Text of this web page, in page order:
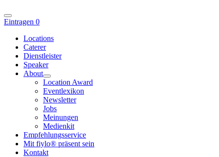
Eintragen 0
Locations
Caterer
Dienstleister
Speaker
About
Location Award
Eventlexikon
Newsletter
Jobs
Meinungen
Medienkit
Empfehlungsservice
Mit fiylo® präsent sein
Kontakt